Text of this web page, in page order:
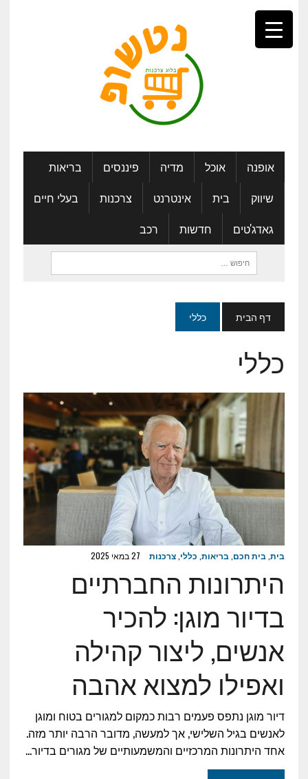
אופנה אוכל מדיה פיננסים
בריאות
שיווק
בית אינטרנט צרכנות
בעלי חיים
גאדג'טים
חדשות
רכב
חיפוש:
דף הבית כללי
כללי
בית, בית חכם בריאות, כללי צרכנות 27 במאי 2025
היתרונות החברתיים
בדיור מוגן: להכיר
אנשים, ליצור קהילה
ואפילו למצוא אהבה
דיור מוגן נתפס פעמים רבות כמקום למגורים בטוח ומוגן
לאנשים בגיל השלישי, אך למעשה, מדובר הרבה יותר מזה.
אחד היתרונות המרכזיים והמשמעותיים של מגורים בדיור…